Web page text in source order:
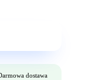
dostawa